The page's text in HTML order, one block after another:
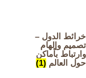
الدول –
وإلهام
بأماكن
العالم(1)